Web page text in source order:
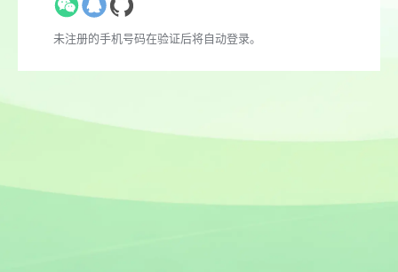
未注册的手机号码在验证后将自动登录。